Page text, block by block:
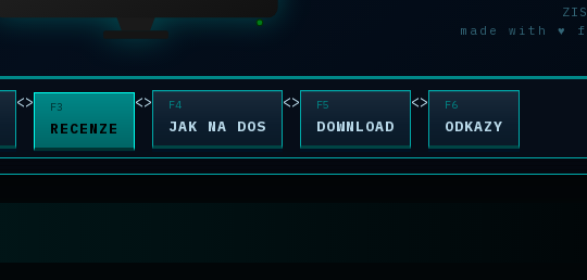
made with ♥
<>
RECENZE
<>
JAK NA DOS
<>
DOWNLOAD
<>
ODKAZY